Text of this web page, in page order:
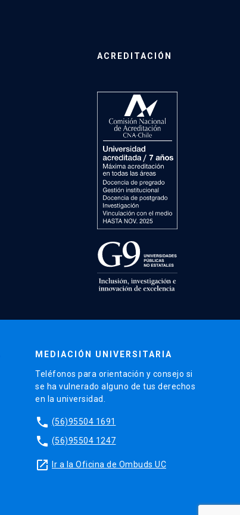
ACREDITACIÓN
MEDIACIÓN UNIVERSITARIA
Teléfonos para orientación y consejo si
se ha vulnerado alguno de tus derechos
en la universidad.
phone (56)95504 1691
phone (56)95504 1247
launch Ir a la Oficina de Ombuds UC